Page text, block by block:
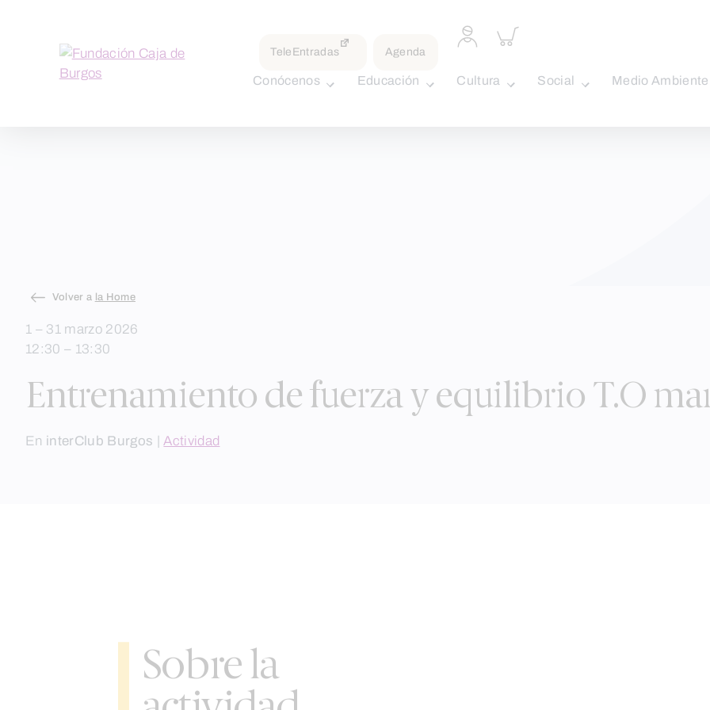
content
TeleEntradas Agenda
Acceder
a
Inspeccionar
carrito
Conócenos Educación Cultura Social Medio Ambiente
Volver a la Home
1 – 31 marzo 2026
12:30 – 13:30
Entrenamiento de fuerza y equilibrio T.O
En interClub Burgos |Actividad
Sobre la